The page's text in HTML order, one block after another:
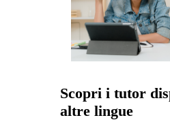
Scopri i tutor
altre lingue